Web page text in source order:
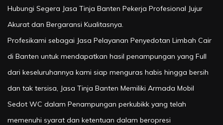
Hubungi Segera Jasa Tinja Banten Pekerja Profesional Jujur
Akurat dan Bergaransi Kualitasnya.
Profesikami sebagai Jasa Pelayanan Penyedotan Limbah Cair
di Banten untuk mendapatkan hasil penampungan yang Full
dari keseluruhannya kami siap menguras habis hingga bersih
dan tak tersisa, Jasa Tinja Banten Memiliki Armada Mobil
Sedot WC dalam Penampungan perkubikk yang telah
memenuhi syarat dan ketentuan dalam beropresi